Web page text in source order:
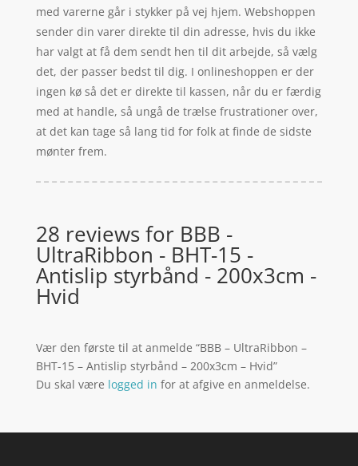
med varerne går i stykker på vej hjem. Webshoppen
sender din varer direkte til din adresse, hvis du ikke
har valgt at få dem sendt hen til dit arbejde, så vælg
det, der passer bedst til dig. I onlineshoppen er der
ingen kø så det er direkte til kassen, når du er færdig
med at handle, så ungå de trælse frustrationer over,
at det kan tage så lang tid for folk at finde de sidste
mønter frem.
28 reviews for BBB -
UltraRibbon - BHT-15 -
Antislip styrbånd - 200x3cm -
Hvid
Vær den første til at anmelde “BBB – UltraRibbon –
BHT-15 – Antislip styrbånd – 200x3cm – Hvid”
Du skal være logged in for at afgive en anmeldelse.